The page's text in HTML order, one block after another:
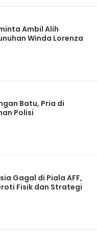
Ambil Alih
Winda Lorenza
Batu, Pria di
Polisi
Gagal di Piala AFF,
Fisik dan Strategi